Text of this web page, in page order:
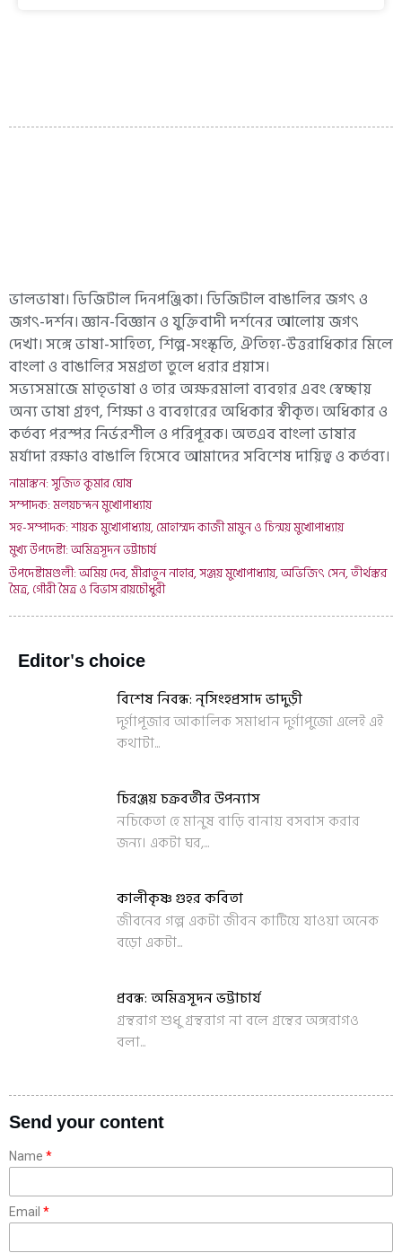
ভালভাষা। ডিজিটাল দিনপঞ্জিকা। ডিজিটাল বাঙালির জগৎ ও
জগৎ-দর্শন। জ্ঞান-বিজ্ঞান ও যুক্তিবাদী দর্শনের আলোয় জগৎ
দেখা। সঙ্গে ভাষা-সাহিত্য, শিল্প-সংস্কৃতি, ঐতিহ্য-উত্তরাধিকার মিলে
বাংলা ও বাঙালির সমগ্রতা তুলে ধরার প্রয়াস।
সভ্যসমাজে মাতৃভাষা ও তার অক্ষরমালা ব্যবহার এবং স্বেচ্ছায়
অন্য ভাষা গ্রহণ, শিক্ষা ও ব্যবহারের অধিকার স্বীকৃত। অধিকার ও
কর্তব্য পরস্পর নির্ভরশীল ও পরিপূরক। অতএব বাংলা ভাষার
মর্যাদা রক্ষাও বাঙালি হিসেবে আমাদের সবিশেষ দায়িত্ব ও কর্তব্য।
নামাঙ্কন: সুজিত কুমার ঘোষ
সম্পাদক: মলয়চন্দন মুখোপাধ্যায়
সহ-সম্পাদক: শায়ক মুখোপাধ্যায়, মোহাম্মদ কাজী মামুন ও চিন্ময় মুখোপাধ্যায়
মুখ্য উপদেষ্টা: অমিত্রসূদন ভট্টাচার্য
উপদেষ্টামণ্ডলী: অমিয় দেব, মীরাতুন নাহার, সঞ্জয় মুখোপাধ্যায়, অভিজিৎ সেন, তীর্থঙ্কর
মৈত্র, গৌরী মৈত্র ও বিভাস রায়চৌধুরী
Editor's choice
বিশেষ নিবন্ধ: নৃসিংহপ্রসাদ ভাদুড়ী
দুর্গাপূজার আকালিক সমাধান দুর্গাপুজো এলেই এই
কথাটা...
চিরঞ্জয় চক্রবর্তীর উপন্যাস
নচিকেতা হে মানুষ বাড়ি বানায় বসবাস করার
জন্য। একটা ঘর,...
কালীকৃষ্ণ গুহর কবিতা
জীবনের গল্প একটা জীবন কাটিয়ে যাওয়া অনেক
বড়ো একটা...
প্রবন্ধ: অমিত্রসূদন ভট্টাচার্য
গ্রন্থরাগ শুধু গ্রন্থরাগ না বলে গ্রন্থের অঙ্গরাগও
বলা...
Send your content
Name
Email